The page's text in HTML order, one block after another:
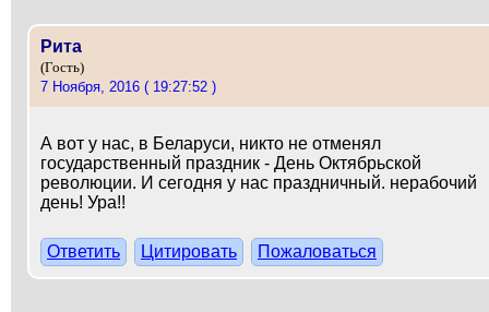
Рита
(Гость)
7 Ноября, 2016 ( 19:27:52 )
А вот у нас, в Беларуси, никто не отменял
государственный праздник - День Октябрьской
революции. И сегодня у нас праздничный. нерабочий
день! Ура!!
Ответить Цитировать Пожаловаться